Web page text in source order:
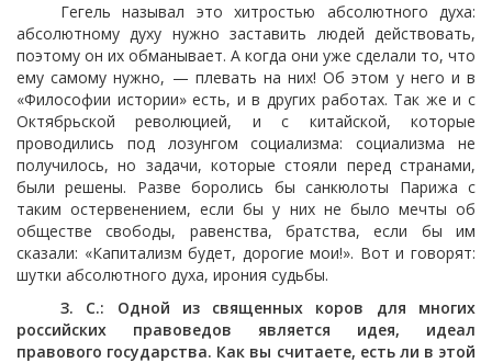
Гегель называл это хитростью абсолютного духа:
абсолютному духу нужно заставить людей действовать,
поэтому он их обманывает. А когда они уже сделали то, что
ему самому нужно, — плевать на них! Об этом у него и в
«Философии истории» есть, и в других работах. Так же и с
Октябрьской революцией, и с китайской, которые
проводились под лозунгом социализма: социализма не
получилось, но задачи, которые стояли перед странами,
были решены. Разве боролись бы санкюлоты Парижа с
таким остервенением, если бы у них не было мечты об
обществе свободы, равенства, братства, если бы им
сказали: «Капитализм будет, дорогие мои!». Вот и говорят:
шутки абсолютного духа, ирония судьбы.
З. С.: Одной из священных коров для многих
российских правоведов является идея, идеал
правового государства. Как вы считаете, есть ли в этой